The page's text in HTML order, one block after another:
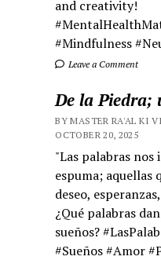
and creativity!
#Mindfulness
Leave a Comment
De la Piedra;
BY MASTER RA'AL KI
OCTOBER 20, 2025
"Las palabras nos
espuma; aquellas
deseo,
¿Qué palabras
sueños?
#Sueños #Amor